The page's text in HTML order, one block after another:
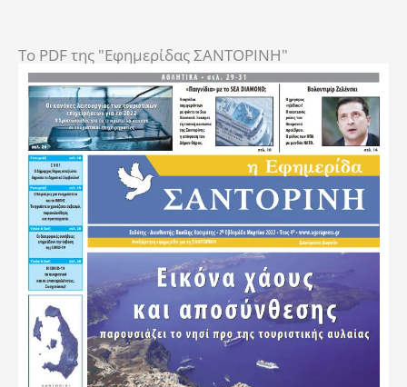
To PDF της "Εφημερίδας ΣΑΝΤΟΡΙΝΗ"